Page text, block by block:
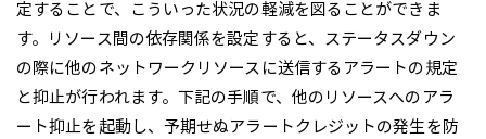
定することで、こういった状況の軽減を図ることができま
す。リソース間の依存関係を設定すると、ステータスダウン
の際に他のネットワークリソースに送信するアラートの規定
と抑止が行われます。下記の手順で、他のリソースへのアラ
ート抑止を起動し、予期せぬアラートクレジットの発生を防